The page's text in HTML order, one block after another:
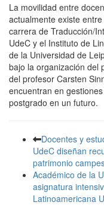
La movilidad entre
actualmente existe
carrera de Traducción/
UdeC y el Instituto de
de la Universidad de
bajo la organización del
del profesor Carsten
encuentran en
postgrado en un futuro.
Docentes y
UdeC diseñan
patrimonio
Académico de la
asignatura
Latinoamericana